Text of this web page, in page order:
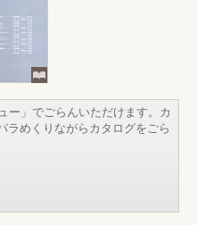
ー」でごらんいただけます。カ
ラめくりながらカタログをごら